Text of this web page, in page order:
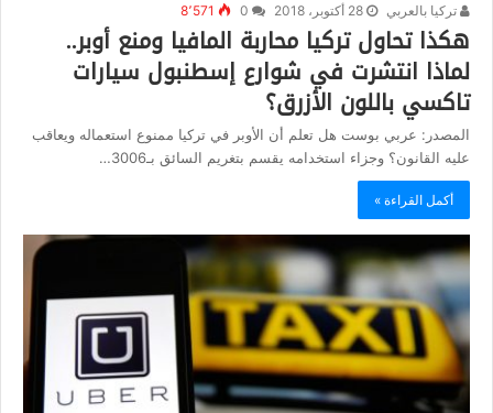
تركيا بالعربي 28 أكتوبر، 2018 8٬571
هكذا تحاول تركيا محاربة المافيا ومنع أوبر..
لماذا انتشرت في شوارع إسطنبول سيارات
تاكسي باللون الأزرق؟
المصدر: عربي بوست هل تعلم أن الأوبر في تركيا ممنوع استعماله ويعاقب
عليه القانون؟ وجزاء استخدامه يقسم بتغريم السائق بـ3006…
أكمل القراءة »